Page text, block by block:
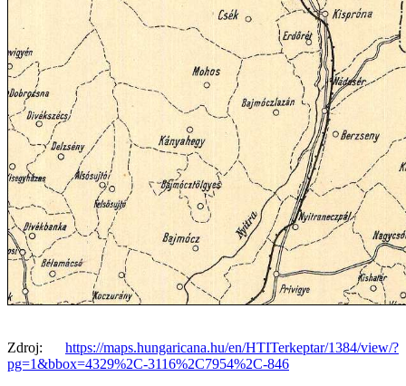
Zdroj: https://maps.hungaricana.hu/en/HTITerkeptar/1384/view/?
pg=1&bbox=4329%2C-3116%2C7954%2C-846